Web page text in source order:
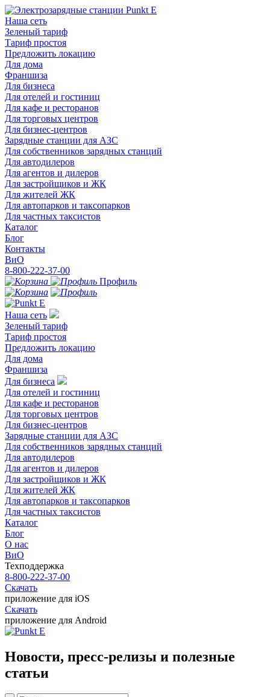
Наша сеть
Зеленый тариф
Тариф простоя
Предложить локацию
Для дома
Франшиза
Для бизнеса
Для отелей и гостиниц
Для кафе и ресторанов
Для торговых центров
Для бизнес-центров
Зарядные станции для АЗС
Для собственников зарядных станций
Для автодилеров
Для агентов и дилеров
Для застройщиков и ЖК
Для жителей ЖК
Для автопарков и таксопарков
Для частных таксистов
Каталог
Блог
Контакты
ВиО
8-800-222-37-00
Профиль
Наша сеть
Зеленый тариф
Тариф простоя
Предложить локацию
Для дома
Франшиза
Для бизнеса
Для отелей и гостиниц
Для кафе и ресторанов
Для торговых центров
Для бизнес-центров
Зарядные станции для АЗС
Для собственников зарядных станций
Для автодилеров
Для агентов и дилеров
Для застройщиков и ЖК
Для жителей ЖК
Для автопарков и таксопарков
Для частных таксистов
Каталог
Блог
О нас
ВиО
Техподдержка
8-800-222-37-00
Скачать
приложение для iOS
Скачать
приложение для Android
Новости, пресс-релизы и полезные
статьи